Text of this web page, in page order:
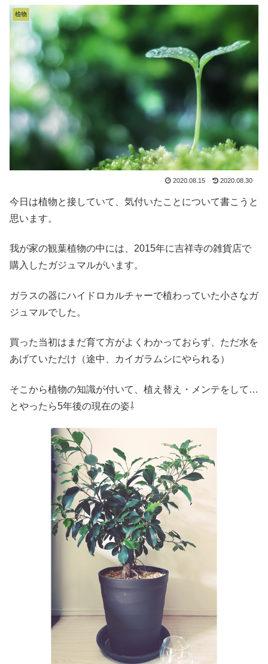
植物
2020.08.15 2020.08.30
今日は植物と接していて、気付いたことについて書こうと
思います。
我が家の観葉植物の中には、2015年に吉祥寺の雑貨店で
購入したガジュマルがいます。
ガラスの器にハイドロカルチャーで植わっていた小さなガ
ジュマルでした。
買った当初はまだ育て方がよくわかっておらず、ただ水を
あげていただけ（途中、カイガラムシにやられる）
そこから植物の知識が付いて、植え替え・メンテをして…
とやったら5年後の現在の姿⇩